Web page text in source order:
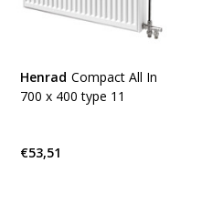
Henrad Compact All In
700 x 400 type 11
€53,51